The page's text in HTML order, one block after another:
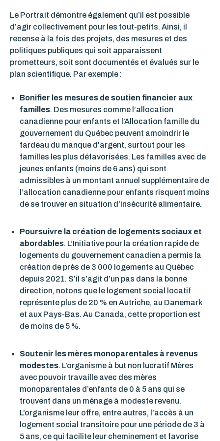
Le Portrait démontre également qu’il est possible
d’agir collectivement pour les tout-petits. Ainsi, il
recense à la fois des projets, des mesures et des
politiques publiques qui soit apparaissent
prometteurs, soit sont documentés et évalués sur le
plan scientifique. Par exemple :
Bonifier les mesures de soutien financier aux
familles. Des mesures comme l’allocation
canadienne pour enfants et l’Allocation famille du
gouvernement du Québec peuvent amoindrir le
fardeau du manque d'argent, surtout pour les
familles les plus défavorisées. Les familles avec de
jeunes enfants (moins de 6 ans) qui sont
admissibles à un montant annuel supplémentaire de
l’allocation canadienne pour enfants risquent moins
de se trouver en situation d’insécurité alimentaire.
Poursuivre la création de logements sociaux et
abordables. L’Initiative pour la création rapide de
logements du gouvernement canadien a permis la
création de près de 3 000 logements au Québec
depuis 2021. S’il s’agit d’un pas dans la bonne
direction, notons que le logement social locatif
représente plus de 20 % en Autriche, au Danemark
et aux Pays-Bas. Au Canada, cette proportion est
de moins de 5 %.
Soutenir les mères monoparentales à revenus
modestes. L’organisme à but non lucratif Mères
avec pouvoir travaille avec des mères
monoparentales d’enfants de 0 à 5 ans qui se
trouvent dans un ménage à modeste revenu.
L’organisme leur offre, entre autres, l’accès à un
logement social transitoire pour une période de 3 à
5 ans, ce qui facilite leur cheminement et favorise